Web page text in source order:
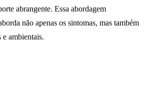
abrangente. Essa abordagem
não apenas os sintomas, mas também
e ambientais.